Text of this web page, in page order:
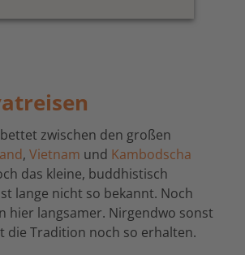
zwischen den großen
, Vietnam und Kambodscha
das kleine, buddhistisch
lange nicht so bekannt. Noch
hier langsamer. Nirgendwo sonst
die Tradition noch so erhalten.